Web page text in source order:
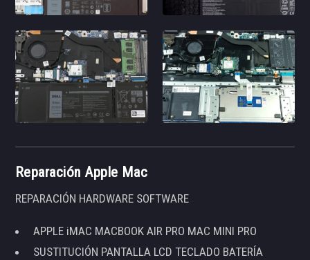
Reparación Apple Mac
REPARACIÓN HARDWARE SOFTWARE
APPLE iMAC MACBOOK AIR PRO MAC MINI PRO
SUSTITUCIÓN PANTALLA LCD TECLADO BATERÍA